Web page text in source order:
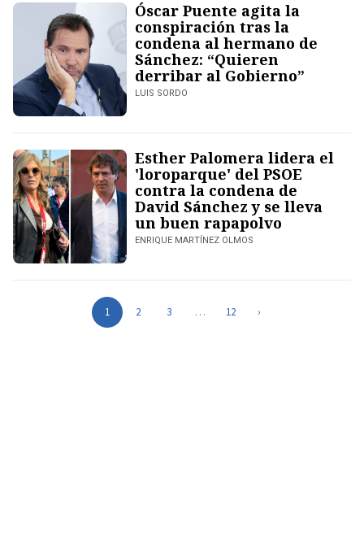
Óscar Puente agita la
conspiración tras la
condena al hermano de
Sánchez: “Quieren
derribar al Gobierno”
LUIS SORDO
Esther Palomera lidera el
'loroparque' del PSOE
contra la condena de
David Sánchez y se lleva
un buen rapapolvo
ENRIQUE MARTÍNEZ OLMOS
1 2 3 … 12 ›